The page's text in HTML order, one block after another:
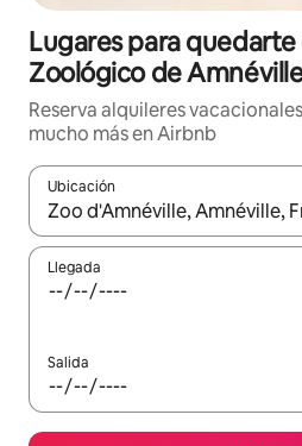
Lugares para
Zoológico de
Reserva alquileres
mucho más en Airbnb
Ubicación
Cuando los resultados estén
Llegada
Salida